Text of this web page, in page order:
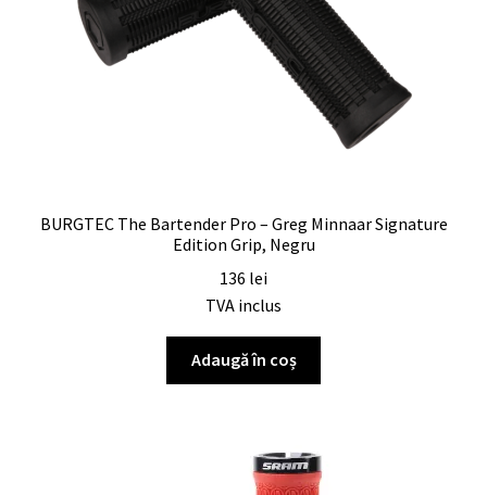
BURGTEC The Bartender Pro – Greg Minnaar Signature
Edition Grip, Negru
136 lei
TVA inclus
Adaugă în coș